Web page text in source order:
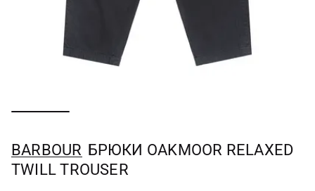
BARBOUR БРЮКИ OAKMOOR RELAXED
TWILL TROUSER